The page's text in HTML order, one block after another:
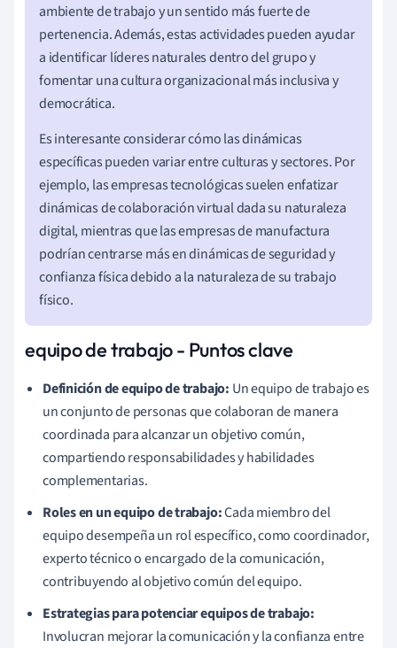
ambiente de trabajo y un sentido más fuerte de
pertenencia. Además, estas actividades pueden ayudar
a identificar líderes naturales dentro del grupo y
fomentar una cultura organizacional más inclusiva y
democrática.
Es interesante considerar cómo las dinámicas
específicas pueden variar entre culturas y sectores. Por
ejemplo, las empresas tecnológicas suelen enfatizar
dinámicas de colaboración virtual dada su naturaleza
digital, mientras que las empresas de manufactura
podrían centrarse más en dinámicas de seguridad y
confianza física debido a la naturaleza de su trabajo
físico.
equipo de trabajo - Puntos clave
Definición de equipo de trabajo: Un equipo de trabajo es
un conjunto de personas que colaboran de manera
coordinada para alcanzar un objetivo común,
compartiendo responsabilidades y habilidades
complementarias.
Roles en un equipo de trabajo:Cada miembro del
equipo desempeña un rol específico, como coordinador,
experto técnico o encargado de la comunicación,
contribuyendo al objetivo común del equipo.
Estrategias para potenciar equipos de trabajo:
Involucran mejorar la comunicación y la confianza entre